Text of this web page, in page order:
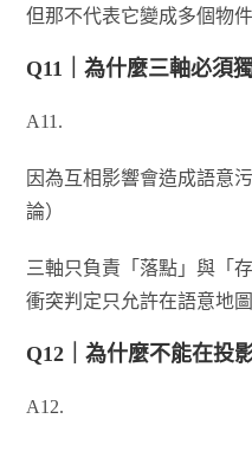
但那不代表它變成多個物件
Q11｜為什麼三軸必須
A11.
因為互相影響會造成語意
論）
三軸只負責「落點」與「存
衝突判定只允許在語意地
Q12｜為什麼不能在投
A12.